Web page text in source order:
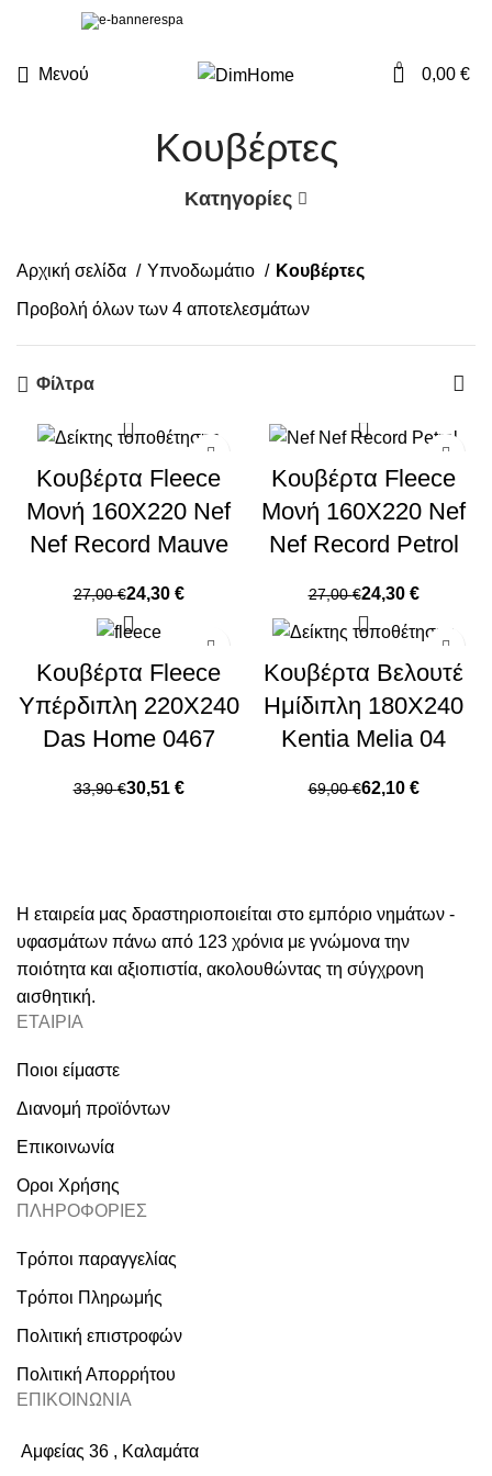
Μενού 0 0,00 €
Κουβέρτες
Κατηγορίες
Αρχική σελίδα Υπνοδωμάτιο Κουβέρτες
Προβολή όλων των 4 αποτελεσμάτων
Φίλτρα
Κουβέρτα Fleece
Μονή 160X220 Nef
Nef Record Mauve
27,00€24,30 €
Κουβέρτα Fleece
Μονή 160X220 Nef
Nef Record Petrol
27,00€24,30 €
Κουβέρτα Fleece
Υπέρδιπλη 220X240
Das Home 0467
33,90€30,51 €
Κουβέρτα Βελουτέ
Ημίδιπλη 180X240
Kentia Melia 04
69,00€62,10 €
Η εταιρεία μας δραστηριοποιείται στο εμπόριο νημάτων -
υφασμάτων πάνω από 123 χρόνια με γνώμονα την
ποιότητα και αξιοπιστία, ακολουθώντας τη σύγχρονη
αισθητική.
ΕΤΑΙΡΙΑ
Ποιοι είμαστε
Διανομή προϊόντων
Επικοινωνία
Οροι Χρήσης
ΠΛΗΡΟΦΟΡΙΕΣ
Τρόποι παραγγελίας
Τρόποι Πληρωμής
Πολιτική επιστροφών
Πολιτική Απορρήτου
ΕΠΙΚΟΙΝΩΝΙΑ
Αμφείας 36 , Καλαμάτα